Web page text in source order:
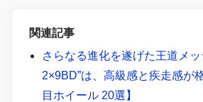
関連記事
さらなる進化を遂げた王道メッ
2×9BD”は、高級感と疾走感が
目ホイール 20選】